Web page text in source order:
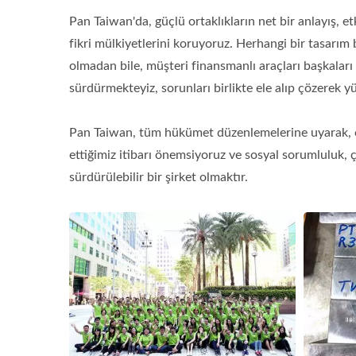
Pan Taiwan'da, güçlü ortaklıkların net bir anlayış,
fikri mülkiyetlerini koruyoruz. Herhangi bir tasarım
olmadan bile, müşteri finansmanlı araçları
sürdürmekteyiz, sorunları birlikte ele alıp çözerek
Pan Taiwan, tüm hükümet düzenlemelerine
ettiğimiz itibarı önemsiyoruz ve sosyal sorumluluk,
sürdürülebilir bir şirket olmaktır.